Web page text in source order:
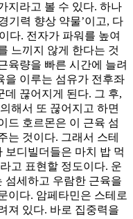
지라고 볼 수 있다. 하나
기력 향상 약물’이고, 다
다. 전자가 파워를 높여
느끼지 않게 한다는 것
육량을 빠른 시간에 늘려
을 이루는 섬유가 전후좌
데 끊어지게 된다. 그 후,
해서 또 끊어지고 하면
드 호르몬은 이 근육 섬
는 것이다. 그래서 스테
보디빌더들은 마치 밥 먹
고 표현할 정도이다. 운
섬세하고 우람한 근육을
이다. 암페타민은 스테로
져 있다. 바로 집중력을